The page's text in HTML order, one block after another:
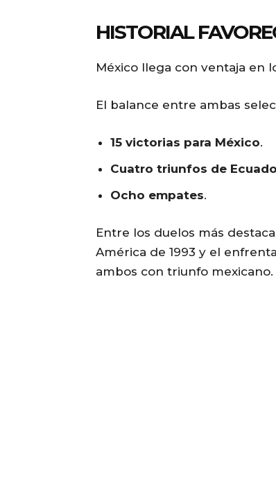
HISTORIAL
México llega con ventaja en
El balance entre ambas
15 victorias para México.
Cuatro triunfos de
Ocho empates.
Entre los duelos más
América de 1993 y el
ambos con triunfo mexicano.